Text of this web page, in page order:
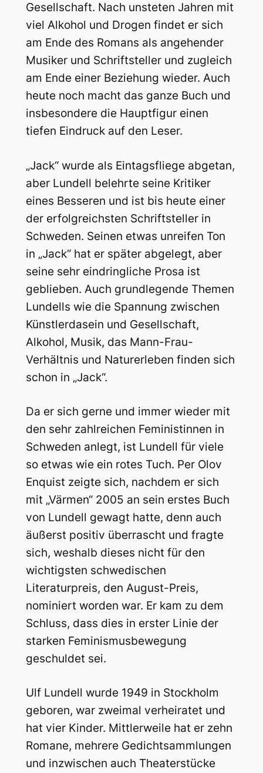
Gesellschaft. Nach unsteten Jahren mit
viel Alkohol und Drogen findet er sich
am Ende des Romans als angehender
Musiker und Schriftsteller und zugleich
am Ende einer Beziehung wieder. Auch
heute noch macht das ganze Buch und
insbesondere die Hauptfigur einen
tiefen Eindruck auf den Leser.
„Jack“ wurde als Eintagsfliege abgetan,
aber Lundell belehrte seine Kritiker
eines Besseren und ist bis heute einer
der erfolgreichsten Schriftsteller in
Schweden. Seinen etwas unreifen Ton
in „Jack“ hat er später abgelegt, aber
seine sehr eindringliche Prosa ist
geblieben. Auch grundlegende Themen
Lundells wie die Spannung zwischen
Künstlerdasein und Gesellschaft,
Alkohol, Musik, das Mann-Frau-
Verhältnis und Naturerleben finden sich
schon in „Jack“.
Da er sich gerne und immer wieder mit
den sehr zahlreichen Feministinnen in
Schweden anlegt, ist Lundell für viele
so etwas wie ein rotes Tuch. Per Olov
Enquist zeigte sich, nachdem er sich
mit „Värmen“ 2005 an sein erstes Buch
von Lundell gewagt hatte, denn auch
äußerst positiv überrascht und fragte
sich, weshalb dieses nicht für den
wichtigsten schwedischen
Literaturpreis, den August-Preis,
nominiert worden war. Er kam zu dem
Schluss, dass dies in erster Linie der
starken Feminismusbewegung
geschuldet sei.
Ulf Lundell wurde 1949 in Stockholm
geboren, war zweimal verheiratet und
hat vier Kinder. Mittlerweile hat er zehn
Romane, mehrere Gedichtsammlungen
und inzwischen auch Theaterstücke